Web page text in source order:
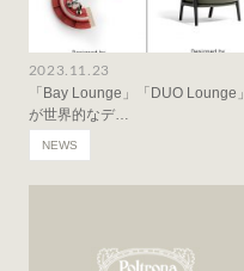
2023.11.23
「Bay Lounge」「DUO Lounge」
が世界的なデ…
NEWS